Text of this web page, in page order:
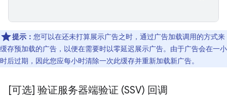
提示： 您可以在还未打算展示广告之时，通过广告加载调用的方式来
缓存预加载的广告，以便在需要时以零延迟展示广告。由于广告会在一小
时后过期，因此您应每小时清除一次此缓存并重新加载新广告。
[可选] 验证服务器端验证 (SSV) 回调